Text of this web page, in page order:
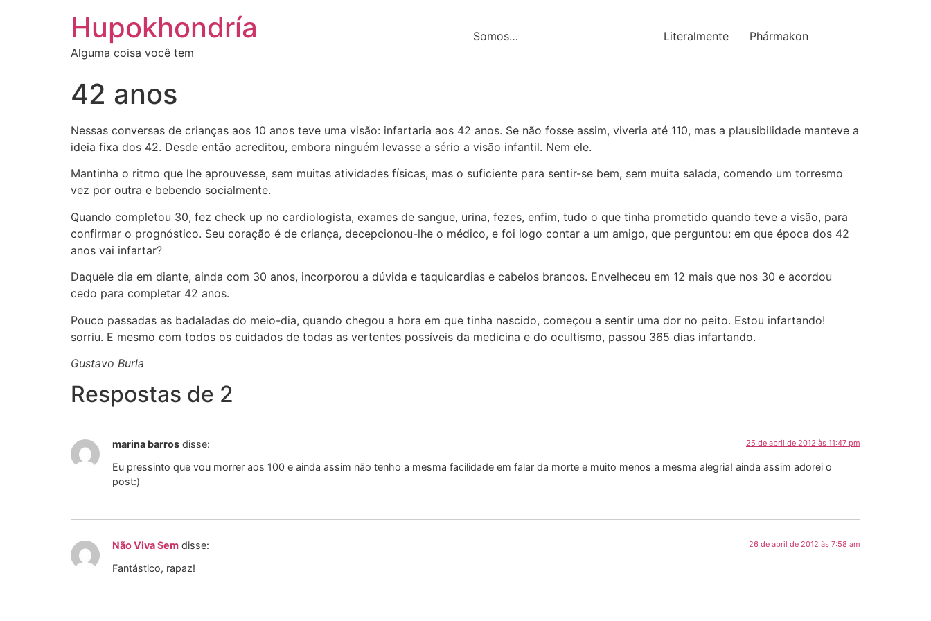
Hupokhondría
Alguma coisa você tem
Somos… Literalmente Phármakon
42 anos
Nessas conversas de crianças aos 10 anos teve uma visão: infartaria aos 42 anos. Se não fosse assim, viveria até 110, mas a plausibilidade manteve a
ideia fixa dos 42. Desde então acreditou, embora ninguém levasse a sério a visão infantil. Nem ele.
Mantinha o ritmo que lhe aprouvesse, sem muitas atividades físicas, mas o suficiente para sentir-se bem, sem muita salada, comendo um torresmo
vez por outra e bebendo socialmente.
Quando completou 30, fez check up no cardiologista, exames de sangue, urina, fezes, enfim, tudo o que tinha prometido quando teve a visão, para
confirmar o prognóstico. Seu coração é de criança, decepcionou-lhe o médico, e foi logo contar a um amigo, que perguntou: em que época dos 42
anos vai infartar?
Daquele dia em diante, ainda com 30 anos, incorporou a dúvida e taquicardias e cabelos brancos. Envelheceu em 12 mais que nos 30 e acordou
cedo para completar 42 anos.
Pouco passadas as badaladas do meio-dia, quando chegou a hora em que tinha nascido, começou a sentir uma dor no peito. Estou infartando!
sorriu. E mesmo com todos os cuidados de todas as vertentes possíveis da medicina e do ocultismo, passou 365 dias infartando.
Gustavo Burla
Respostas de 2
marina barros disse: 25 de abril de 2012 às 11:47 pm
Eu pressinto que vou morrer aos 100 e ainda assim não tenho a mesma facilidade em falar da morte e muito menos a mesma alegria! ainda assim adorei o
post:)
Não Viva Sem disse: 26 de abril de 2012 às 7:58 am
Fantástico, rapaz!